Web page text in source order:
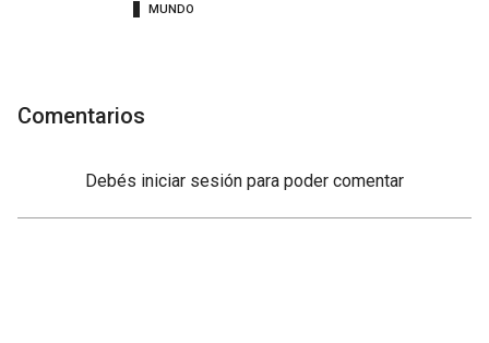
MUNDO
Comentarios
Debés iniciar sesión para poder comentar